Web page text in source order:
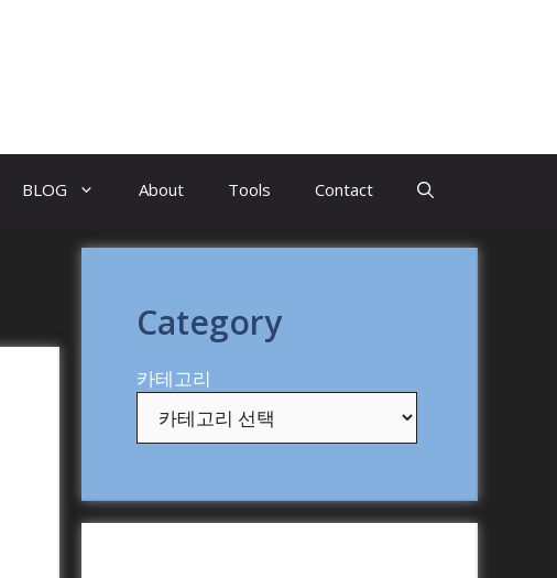
BLOG About Tools Contact
Category
카테고리